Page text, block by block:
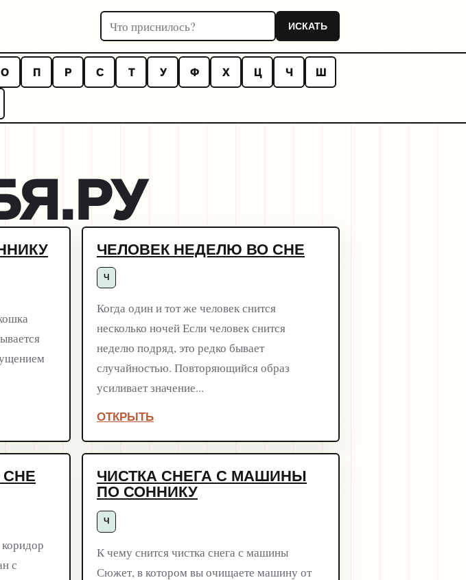
Поиск по соннику ИСКАТЬ
О П Р С Т У Ф Х Ц Ч Ш
ЧЕЛОВЕК НЕДЕЛЮ ВО СНЕ
Ч
Когда один и тот же человек снится
несколько ночей Если человек снится
неделю подряд, это редко бывает
случайностью. Повторяющийся образ
усиливает значение...
ОТКРЫТЬ
с
ЧИСТКА СНЕГА С МАШИНЫ
ПО СОННИКУ
Ч
К чему снится чистка снега с машины
Сюжет, в котором вы очищаете машину от